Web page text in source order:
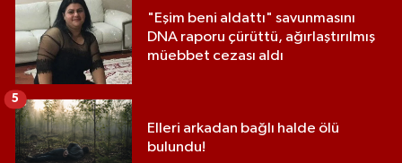
"Eşim beni aldattı" savunmasını
DNA raporu çürüttü, ağırlaştırılmış
müebbet cezası aldı
Elleri arkadan bağlı halde ölü
bulundu!
5